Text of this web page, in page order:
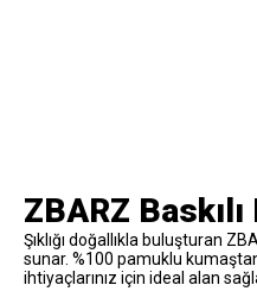
ZBARZ
Şıklığı doğallıkla buluşturan
sunar. %100 pamuklu
ihtiyaçlarınız için ideal alan